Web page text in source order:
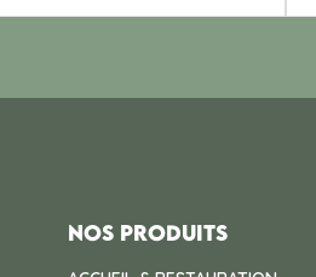
Nos produits